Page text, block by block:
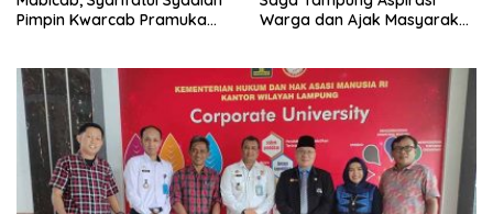
Pimpin Kwarcab Pramuka
Warga dan Ajak Masyarakat